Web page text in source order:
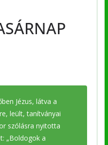
Jézus, látva a
leült, tanítványai
szólásra nyitotta
„Boldogok a